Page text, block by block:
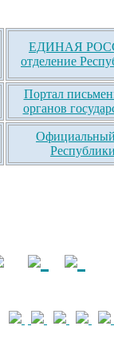
ЕДИНАЯ
отделение
Портал
органов
Официальный